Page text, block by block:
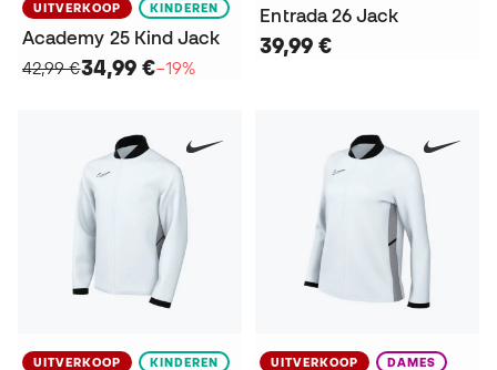
UITVERKOOP KINDEREN
Academy 25 Kind Jack
42,99 €34,99 €−19%
Entrada 26 Jack
39,99 €
UITVERKOOP KINDEREN UITVERKOOP DAMES